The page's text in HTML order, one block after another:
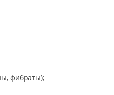
фибраты);